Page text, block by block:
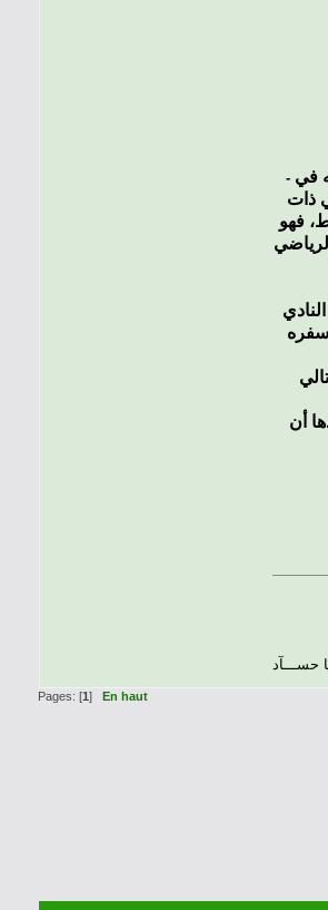
-قررت إدارة النادي الرياضي القسنطيني تعيين المدرب العالمي روجي لومير الذي منح موافقته لتدريب السنافر، إلا أن مدير الاستثمار محمد بوالحبيب غير رأيه في
ذات
بالدرجة الأولى لصغر سنه، إذ يبلغ من العمر 42 سنة فقط، فهو
الرياضي
سفره
أن
حســـآد
Pages: [1 ] En haut